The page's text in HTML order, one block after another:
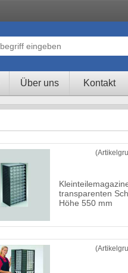
Über uns Kontakt
transparenten
Höhe 550 mm